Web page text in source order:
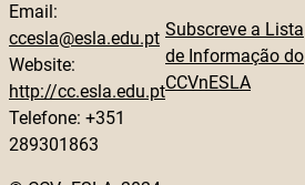
Email:
ccesla@esla.edu.pt
Website:
http://cc.esla.edu.pt
Telefone: +351
289301863
Subscreve a Lista
de Informação do
CCVnESLA